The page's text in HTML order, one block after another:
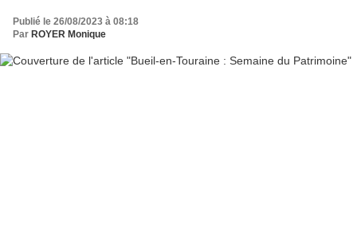
Publié le 26/08/2023 à 08:18
Par ROYER Monique